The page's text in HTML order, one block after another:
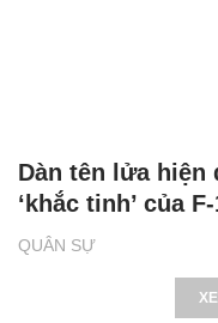
QUÂN SỰ
Dàn tên lửa hiện
‘khắc tinh’ của